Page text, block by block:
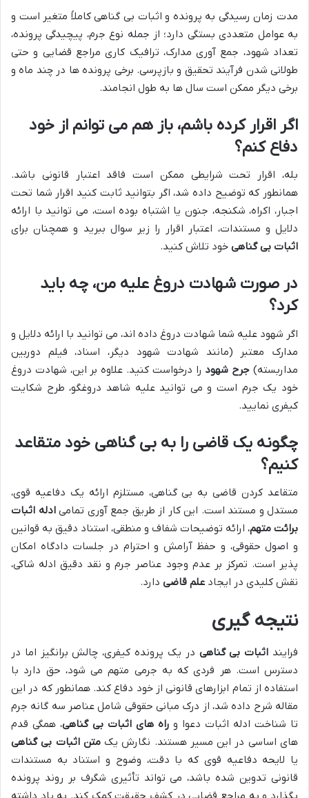
مدت زمان رسیدگی به پرونده و اثبات بی گناهی کاملاً متغیر است و
به عوامل متعددی بستگی دارد؛ از جمله نوع جرم، پیچیدگی پرونده،
تعداد شهود، جمع آوری مدارک، ترافیک کاری مراجع قضایی و حتی
طولانی شدن فرآیند تحقیق و بازپرسی. برخی پرونده ها در چند ماه و
برخی دیگر ممکن است سال ها به طول انجامند.
اگر اقرار کرده باشم، باز هم می توانم از خود
دفاع کنم؟
بله، اقرار تحت شرایطی ممکن است فاقد اعتبار قانونی باشد.
همانطور که توضیح داده شد، اگر بتوانید ثابت کنید اقرار شما تحت
اجبار، اکراه، شکنجه، جنون یا اشتباه بوده است، می توانید با ارائه
دلایل و مستندات، اعتبار اقرار را زیر سوال ببرید و همچنان برای
اثبات بی گناهی خود تلاش کنید.
در صورت شهادت دروغ علیه من، چه باید
کرد؟
اگر شهود علیه شما شهادت دروغ داده اند، می توانید با ارائه دلایل و
مدارک معتبر (مانند شهادت شهود دیگر، اسناد، فیلم دوربین
مداربسته) جرح شهود را درخواست کنید. علاوه بر این، شهادت دروغ
خود یک جرم است و می توانید علیه شاهد دروغگو، طرح شکایت
کیفری نمایید.
چگونه یک قاضی را به بی گناهی خود متقاعد
کنیم؟
متقاعد کردن قاضی به بی گناهی، مستلزم ارائه یک دفاعیه قوی،
مستدل و مستند است. این کار از طریق جمع آوری تمامیادله اثبات
برائت متهم، ارائه توضیحات شفاف و منطقی، استناد دقیق به قوانین
و اصول حقوقی، و حفظ آرامش و احترام در جلسات دادگاه امکان
پذیر است. تمرکز بر عدم وجود عناصر جرم و نقد دقیق ادله شاکی،
نقش کلیدی در ایجاد علم قاضی دارد.
نتیجه گیری
فرایند اثبات بی گناهی در یک پرونده کیفری، چالش برانگیز اما در
دسترس است. هر فردی که به جرمی متهم می شود، حق دارد با
استفاده از تمام ابزارهای قانونی از خود دفاع کند. همانطور که در این
مقاله شرح داده شد، از درک مبانی حقوقی شامل عناصر سه گانه جرم
تا شناخت ادله اثبات دعوا و راه های اثبات بی گناهی، همگی قدم
های اساسی در این مسیر هستند. نگارش یکمتن اثبات بی گناهی
یا لایحه دفاعیه قوی که با دقت، وضوح و استناد به مستندات
قانونی تدوین شده باشد، می تواند تأثیری شگرف بر روند پرونده